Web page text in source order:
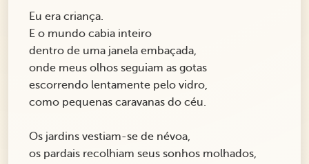
Eu era criança.
E o mundo cabia inteiro
dentro de uma janela embaçada,
onde meus olhos seguiam as gotas
escorrendo lentamente pelo vidro,
como pequenas caravanas do céu.
Os jardins vestiam-se de névoa,
os pardais recolhiam seus sonhos molhados,